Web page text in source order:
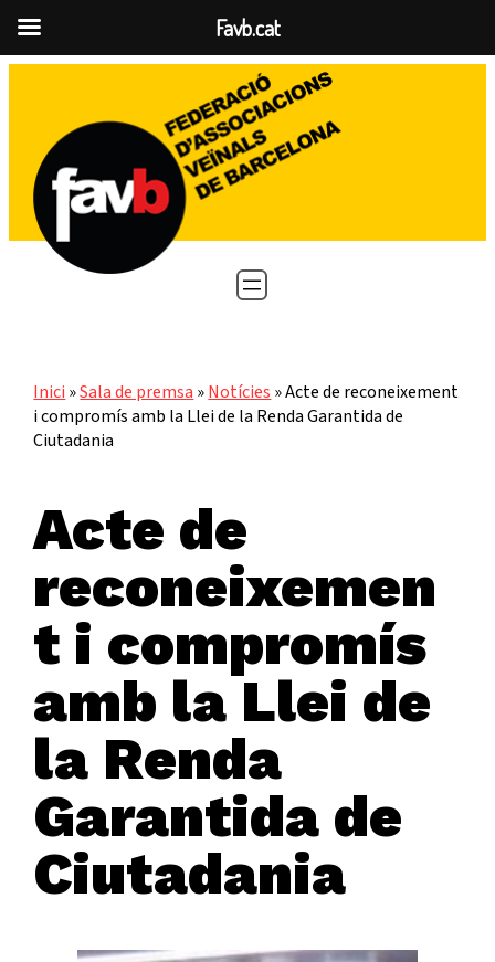
contingut
Inici »Sala de premsa »Notícies »Acte de reconeixement
i compromís amb la Llei de la Renda Garantida de
Ciutadania
Acte de
reconeixemen
t i compromís
amb la Llei de
la Renda
Garantida de
Ciutadania
Favb.cat